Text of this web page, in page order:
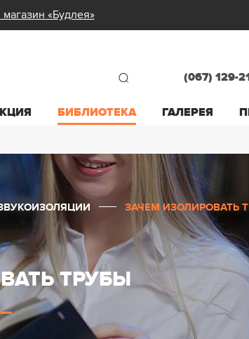
«Будлея»
БИБЛИОТЕКА ГАЛЕРЕЯ
(067) 129-
ТРУБЫ
ЗАЧЕМ ИЗОЛИРОВАТЬ